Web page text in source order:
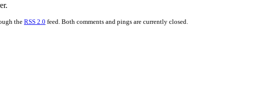
theRSS 2.0 feed. Both comments and pings are currently closed.